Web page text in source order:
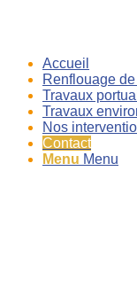
Accueil
Renflouage
Travaux
Travaux
Nos
Contact
Menu Menu